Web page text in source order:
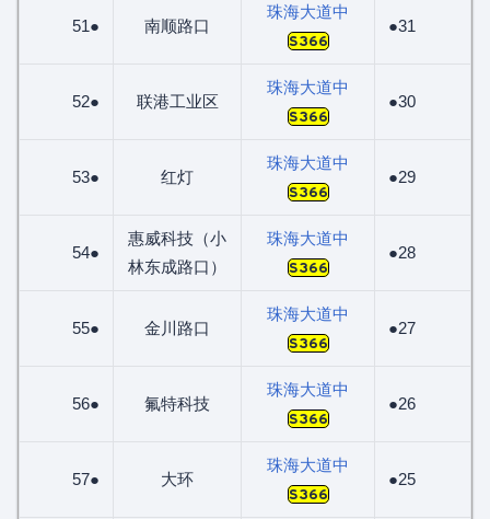
51● 南顺路口
珠海大道中
S366
●31
52● 联港工业区
珠海大道中
S366
●30
53● 红灯
珠海大道中
S366
●29
54●
惠威科技（小
林东成路口）
珠海大道中
S366
●28
55● 金川路口
珠海大道中
S366
●27
56● 氟特科技
珠海大道中
S366
●26
57● 大环
珠海大道中
S366
●25